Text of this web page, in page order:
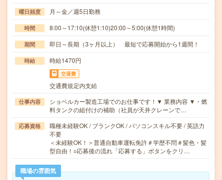
曜日頻度 月～金／週5日勤務
時間 8:00～17:10(休憩1:10)20:00～5:00(休憩1時間)
期間 即日～長期（3ヶ月以上） 最短で応募開始から1週間！
時給 時給1470円
交通費
交通費規定内支給
仕事内容
ショベルカー製造工場でのお仕事です！▼ 業務内容 ▼・燃
料タンクの組付けの補助（社員が天井クレーンで…
応募資格
職種未経験OK / ブランクOK / パソコンスキル不要 / 英語力
不要
＜未経験OK！＞普通自動車運転免許＃学歴不問＃髪色・髪
型自由！○応募後の流れ「応募する」ボタンをクリ…
職場の雰囲気